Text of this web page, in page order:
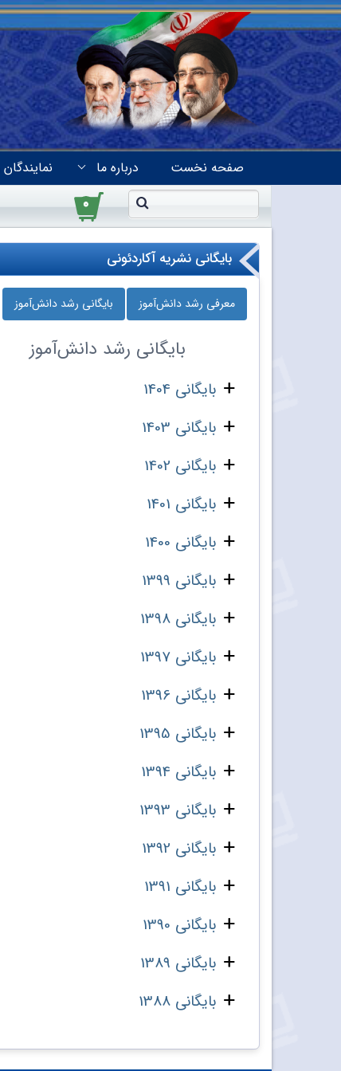
صفحه نخست درباره ما
۰
بایگانی نشریه آکاردئونی
معرفی رشد دانش‌آموز بایگانی رشد دانش‌آموز
بایگانی رشد دانش‌آموز
بایگانی 1404
بایگانی 1403
بایگانی 1402
بایگانی 1401
بایگانی 1400
بایگانی 1399
بایگانی 1398
بایگانی 1397
بایگانی 1396
بایگانی 1395
بایگانی 1394
بایگانی 1393
بایگانی 1392
بایگانی 1391
بایگانی 1390
بایگانی 1389
بایگانی 1388